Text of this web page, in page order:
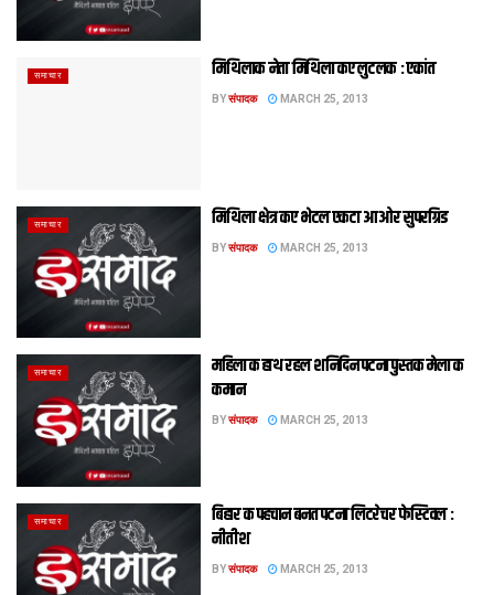
समाचार मिथिलाक नेता मिथिला कए लुटलक : एकांत
BYसंपादक MARCH 25, 2013
समाचार मिथिला क्षेत्र कए भेटल एकटा आओर सुपरग्रिड
BYसंपादक MARCH 25, 2013
समाचार
महिला क हाथ रहल शनिदिन पटना पुस्तक मेला क
कमान
BYसंपादक MARCH 25, 2013
समाचार
बिहार क पहचान बनत पटना लिटरेचर फेस्टिवल :
नीतीश
BYसंपादक MARCH 25, 2013